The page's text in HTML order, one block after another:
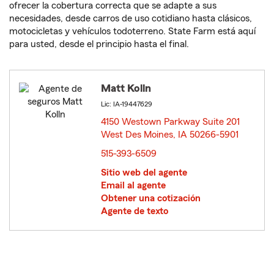
ofrecer la cobertura correcta que se adapte a sus
necesidades, desde carros de uso cotidiano hasta clásicos,
motocicletas y vehículos todoterreno. State Farm está aquí
para usted, desde el principio hasta el final.
Matt Kolln
Lic: IA-19447629
4150 Westown Parkway Suite 201
West Des Moines, IA 50266-5901
515-393-6509
Sitio web del agente
Email al agente
Obtener una cotización
Agente de texto